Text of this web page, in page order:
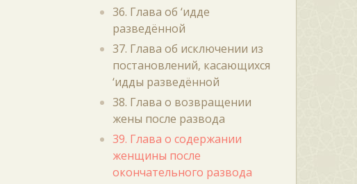
36. Глава об ‘идде
разведённой
37. Глава об исключении из
постановлений, касающихся
‘идды разведённой
38. Глава о возвращении
жены после развода
39. Глава о содержании
женщины после
окончательного развода